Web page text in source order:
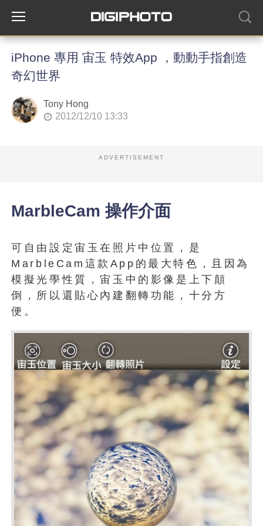
iPhone 專用 宙玉 特效App ，動動手指創造
奇幻世界
Tony Hong
2012/12/10 13:33
ADVERTISEMENT
MarbleCam 操作介面
可自由設定宙玉在照片中位置，是
MarbleCam這款App的最大特色，且因為
模擬光學性質，宙玉中的影像是上下顛
倒，所以還貼心內建翻轉功能，十分方
便。